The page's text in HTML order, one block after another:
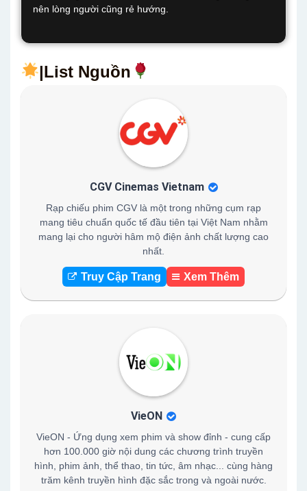
nên lòng người cũng rẻ hướng.
|List Nguồn
CGV Cinemas Vietnam
Rạp chiếu phim CGV là một trong những cụm rạp
mang tiêu chuẩn quốc tế đầu tiên tại Việt Nam nhằm
mang lại cho người hâm mộ điện ảnh chất lượng cao
nhất.
Truy Cập Trang Xem Thêm
VieON
VieON - Ứng dụng xem phim và show đỉnh - cung cấp
hơn 100.000 giờ nội dung các chương trình truyền
hình, phim ảnh, thể thao, tin tức, âm nhạc... cùng hàng
trăm kênh truyền hình đặc sắc trong và ngoài nước.